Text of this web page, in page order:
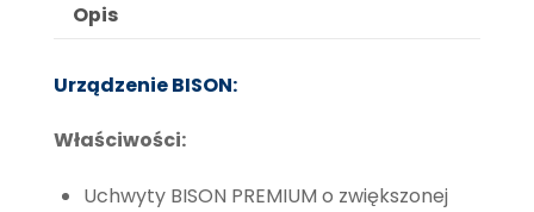
Opis
Urządzenie BISON:
Właściwości:
Uchwyty BISON PREMIUM o zwiększonej